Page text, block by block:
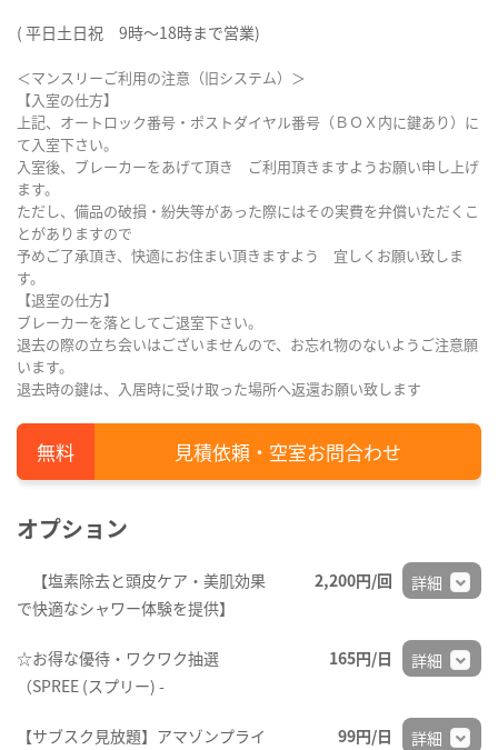
( 平日土日祝 9時～18時まで営業)
＜マンスリーご利用の注意（旧システム）＞
【入室の仕方】
上記、オートロック番号・ポストダイヤル番号（ＢＯＸ内に鍵あり）に
て入室下さい。
入室後、ブレーカーをあげて頂き ご利用頂きますようお願い申し上げ
ます。
ただし、備品の破損・紛失等があった際にはその実費を弁償いただくこ
とがありますので
予めご了承頂き、快適にお住まい頂きますよう 宜しくお願い致しま
す。
【退室の仕方】
ブレーカーを落としてご退室下さい。
退去の際の立ち会いはございませんので、お忘れ物のないようご注意願
います。
退去時の鍵は、入居時に受け取った場所へ返還お願い致します
見積依頼・空室お問合わせ
オプション
【塩素除去と頭皮ケア・美肌効果
で快適なシャワー体験を提供】
2,200円/回 詳細
☆お得な優待・ワクワク抽選
（SPREE (スプリー) -
165円/日 詳細
【サブスク見放題】アマゾンプライ
99円/日 詳細